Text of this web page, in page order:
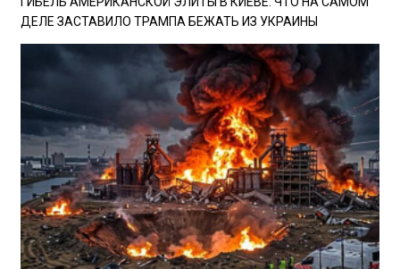
ДЕЛЕ ЗАСТАВИЛО ТРАМПА БЕЖАТЬ ИЗ УКРАИНЫ